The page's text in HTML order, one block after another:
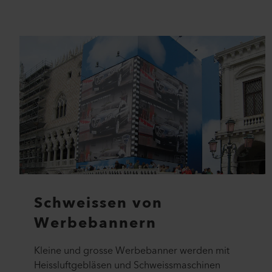
Schweissen von
Werbebannern
Kleine und grosse Werbebanner werden mit
Heissluftgebläsen und Schweissmaschinen